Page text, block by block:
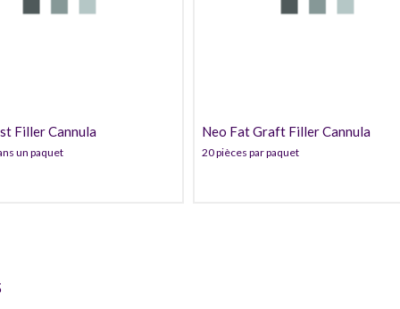
Filler Cannula
un paquet
Neo Fat Graft Filler Cannula
20 pièces par paquet